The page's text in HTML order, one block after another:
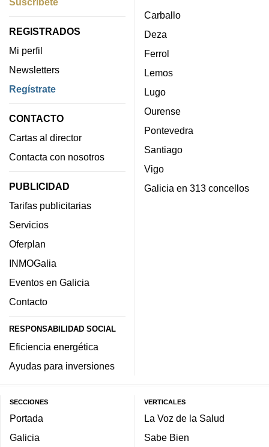
REGISTRADOS
Mi perfil
Newsletters
Regístrate
CONTACTO
Cartas al director
Contacta con nosotros
PUBLICIDAD
Tarifas publicitarias
Servicios
Oferplan
INMOGalia
Eventos en Galicia
Contacto
RESPONSABILIDAD SOCIAL
Eficiencia energética
Ayudas para inversiones
Carballo
Deza
Ferrol
Lemos
Lugo
Ourense
Pontevedra
Santiago
Vigo
Galicia en 313 concellos
SECCIONES
Portada
Galicia
VERTICALES
La Voz de la Salud
Sabe Bien